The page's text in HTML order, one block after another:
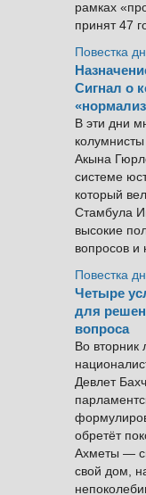
рамках
принят 47
Повестка
Сигнал о
В эти дни
Акына
системе
который
Стамбула
высокие
вопросов и
Повестка
Четыре
для
вопроса
Во вторник
Девлет
обретёт
Ахметы —
свой дом,